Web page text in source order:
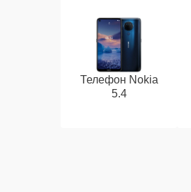
Телефон Nokia
5.4